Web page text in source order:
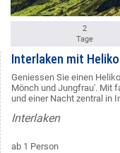
2
Tage
Interlaken mit
Geniessen Sie einen
Mönch und Jungfrau'. Mit
und einer Nacht zentral in
Interlaken
ab 1 Person